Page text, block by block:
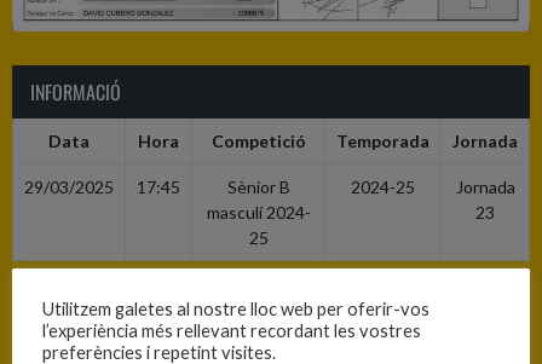
INFORMACIÓ
Data Hora Competició Temporada Jornada
29/03/2025 17:45
Sènior B
masculí 2024-
25
2024-25
Jornada
23
RESULTATS
Utilitzem galetes al nostre lloc web per oferir-vos
l’experiència més rellevant recordant les vostres
preferències i repetint visites.